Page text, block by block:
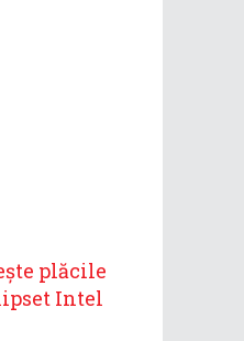
plăcile
Intel